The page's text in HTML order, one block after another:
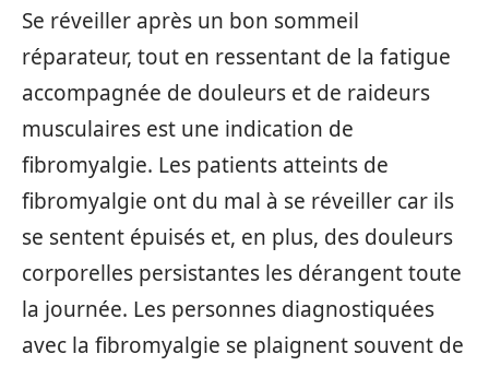
Se réveiller après un bon sommeil
réparateur, tout en ressentant de la fatigue
accompagnée de douleurs et de raideurs
musculaires est une indication de
fibromyalgie. Les patients atteints de
fibromyalgie ont du mal à se réveiller car ils
se sentent épuisés et, en plus, des douleurs
corporelles persistantes les dérangent toute
la journée. Les personnes diagnostiquées
avec la fibromyalgie se plaignent souvent de